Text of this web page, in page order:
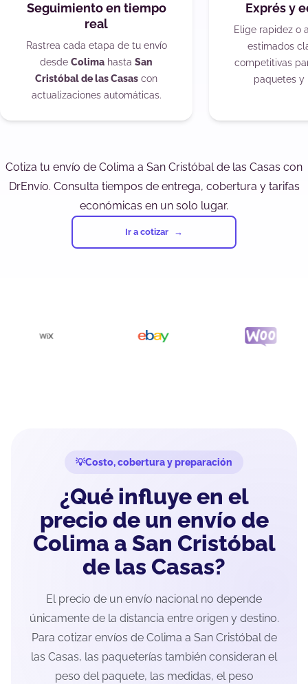
Seguimiento en tiempo
real
Rastrea cada etapa de tu envío
desde Colima hasta San
Cristóbal de las Casas con
actualizaciones automáticas.
Exprés y
Elige rapidez o
estimados
competitivas
paquetes y
Cotiza tu envío de Colima a San Cristóbal de las Casas con
DrEnvío. Consulta tiempos de entrega, cobertura y tarifas
económicas en un solo lugar.
Ir a cotizar
Costo, cobertura y preparación
¿Qué influye en el
precio de un envío de
Colima a San Cristóbal
de las Casas?
El precio de un envío nacional no depende
únicamente de la distancia entre origen y destino.
Para cotizar envíos de Colima a San Cristóbal de
las Casas, las paqueterías también consideran el
peso del paquete, las medidas, el peso